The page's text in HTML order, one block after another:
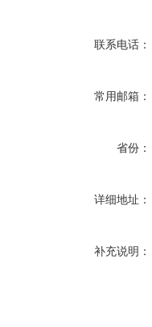
联系电话：
常用邮箱：
省份：
详细地址：
补充说明：